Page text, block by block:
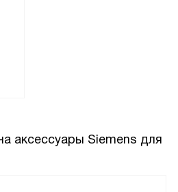
аксессуары Siemens для